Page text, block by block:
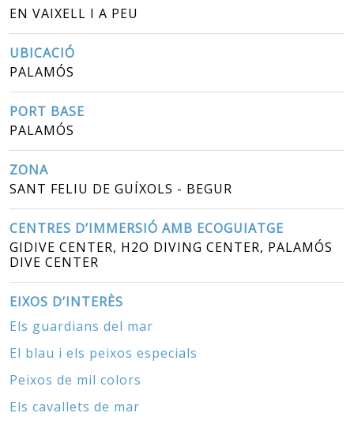
EN VAIXELL I A PEU
UBICACIÓ
PALAMÓS
PORT BASE
PALAMÓS
ZONA
SANT FELIU DE GUÍXOLS - BEGUR
CENTRES D’IMMERSIÓ AMB ECOGUIATGE
GIDIVE CENTER, H2O DIVING CENTER, PALAMÓS
DIVE CENTER
EIXOS D’INTERÈS
Els guardians del mar
El blau i els peixos especials
Peixos de mil colors
Els cavallets de mar